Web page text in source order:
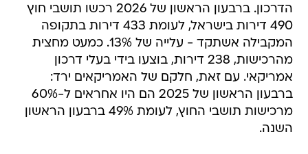
הדרכון. ברבעון הראשון של 2026 רכשו תושבי חוץ
490 דירות בישראל, לעומת 433 דירות בתקופה
המקבילה אשתקד - עלייה של 13%. כמעט מחצית
מהרכישות, 238 דירות, בוצעו בידי בעלי דרכון
אמריקאי. עם זאת, חלקם של האמריקאים ירד:
ברבעון הראשון של 2025 הם היו אחראים ל-60%
מרכישות תושבי החוץ, לעומת 49% ברבעון הראשון
השנה.